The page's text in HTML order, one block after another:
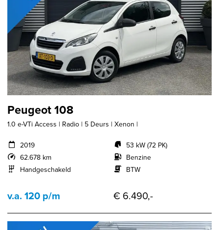
Peugeot 108
1.0 e-VTi Access | Radio | 5 Deurs | Xenon |
2019
62.678 km
Handgeschakeld
53 kW (72 PK)
Benzine
BTW
v.a. 120 p/m € 6.490,-